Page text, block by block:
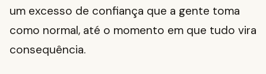
um excesso de confiança que a gente toma
como normal, até o momento em que tudo vira
consequência.